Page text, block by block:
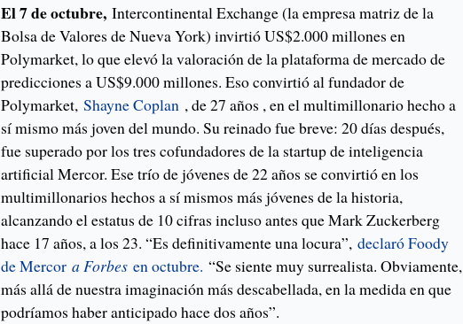
El 7 de octubre, Intercontinental Exchange (la empresa matriz de la
Bolsa de Valores de Nueva York) invirtió US$2.000 millones en
Polymarket, lo que elevó la valoración de la plataforma de mercado de
predicciones a US$9.000 millones. Eso convirtió al fundador de
Polymarket,Shayne Coplan , de 27 años , en el multimillonario hecho a
sí mismo más joven del mundo. Su reinado fue breve: 20 días después,
fue superado por los tres cofundadores de la startup de inteligencia
artificial Mercor. Ese trío de jóvenes de 22 años se convirtió en los
multimillonarios hechos a sí mismos más jóvenes de la historia,
alcanzando el estatus de 10 cifras incluso antes que Mark Zuckerberg
hace 17 años, a los 23. “Es definitivamente una locura”,declaró Foody
de Mercora Forbes en octubre. “Se siente muy surrealista. Obviamente,
más allá de nuestra imaginación más descabellada, en la medida en que
podríamos haber anticipado hace dos años”.